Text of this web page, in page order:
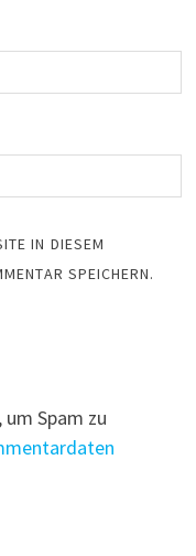
IN DIESEM
SPEICHERN.
Spam zu